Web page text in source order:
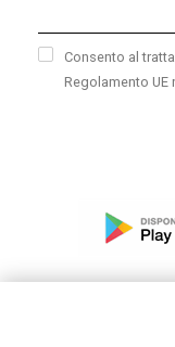
Consento al
Regolamento UE